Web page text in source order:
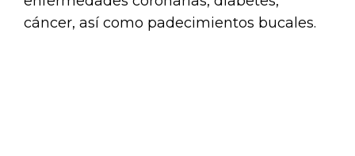
cáncer, así como padecimientos bucales.